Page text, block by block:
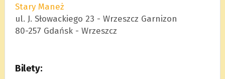
Stary Maneż
ul. J. Słowackiego 23 - Wrzeszcz Garnizon
80-257 Gdańsk - Wrzeszcz
Bilety: